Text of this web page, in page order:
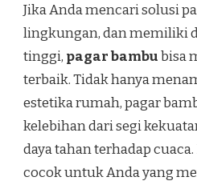
Jika Anda mencari solusi
lingkungan, dan memiliki
tinggi, pagar bambubisa
terbaik. Tidak hanya
estetika rumah, pagar
kelebihan dari segi
daya tahan terhadap
cocok untuk Anda yang